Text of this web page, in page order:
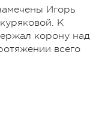
Игорь
К
корону над
всего